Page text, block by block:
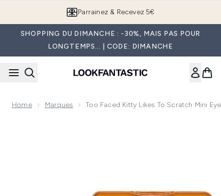
Parrainez & Recevez 5€
SHOPPING DU DIMANCHE : -30%, MAIS PAS POUR
LONGTEMPS... | CODE: DIMANCHE
Home Marques Too Faced Kitty Likes To Scratch Mini